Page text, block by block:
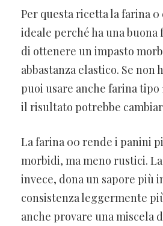
Per questa ricetta la farina 0
ideale perché ha una buona
di ottenere un impasto
abbastanza elastico. Se non
puoi usare anche farina tipo
il risultato potrebbe
La farina 00 rende i panini
morbidi, ma meno rustici.
invece, dona un sapore più
consistenza leggermente
anche provare una miscela